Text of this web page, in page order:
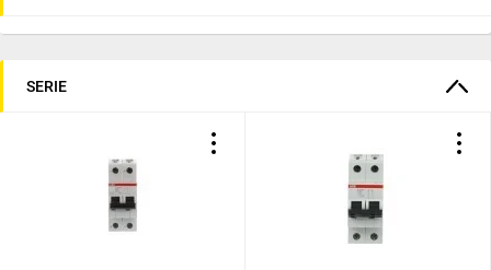
SERIE